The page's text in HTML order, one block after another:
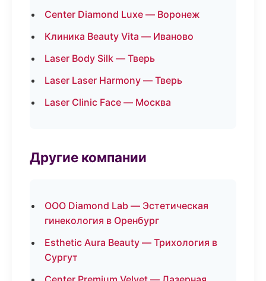
Center Diamond Luxe — Воронеж
Клиника Beauty Vita — Иваново
Laser Body Silk — Тверь
Laser Laser Harmony — Тверь
Laser Clinic Face — Москва
Другие компании
ООО Diamond Lab — Эстетическая
гинекология в Оренбург
Esthetic Aura Beauty — Трихология в
Сургут